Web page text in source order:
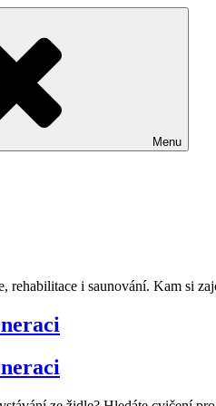
Menu
rehabilitace i saunování. Kam si